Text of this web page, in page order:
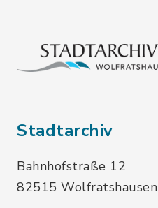
Stadtarchiv
Bahnhofstraße 12
82515 Wolfratshausen